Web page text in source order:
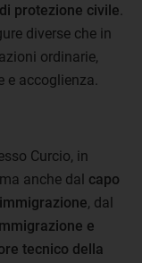
protezione civile.
diverse che in
ordinarie,
e accoglienza.
Curcio, in
anche dal capo
, dal
e
tecnico della